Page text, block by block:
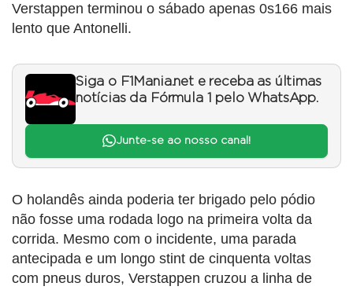
Verstappen terminou o sábado apenas 0s166 mais
lento que Antonelli.
Siga o F1Mania.net e receba as últimas
notícias da Fórmula 1 pelo WhatsApp.
Junte-se ao nosso canal!
O holandês ainda poderia ter brigado pelo pódio
não fosse uma rodada logo na primeira volta da
corrida. Mesmo com o incidente, uma parada
antecipada e um longo stint de cinquenta voltas
com pneus duros, Verstappen cruzou a linha de